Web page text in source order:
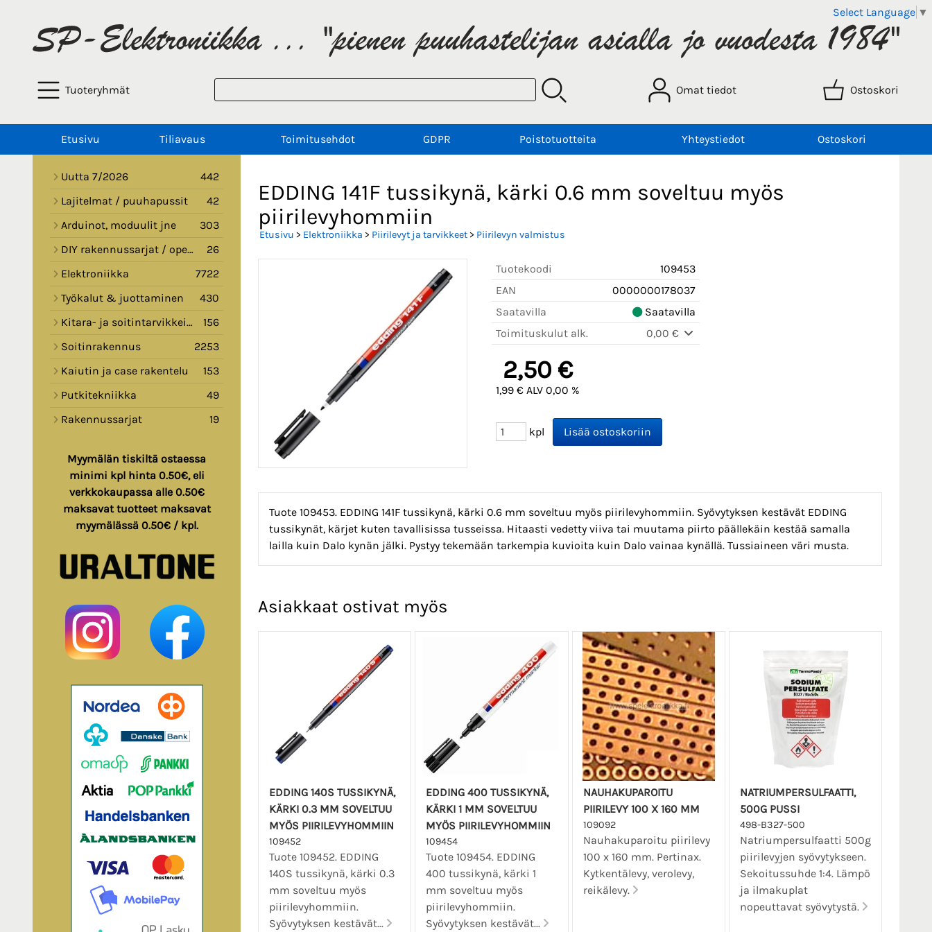
Select Language ▼
Tuoteryhmät Omat tiedot Ostoskori
Etusivu Tiliavaus Toimitusehdot GDPR Poistotuotteita Yhteystiedot Ostoskori
Uutta 7/2026
442
Lajitelmat / puuhapussit
42
Arduinot, moduulit jne
303
DIY rakennussarjat / opetussarjat
26
Elektroniikka
7722
Työkalut & juottaminen
430
Kitara- ja soitintarvikkeita
156
Soitinrakennus
2253
Kaiutin ja case rakentelu
153
Putkitekniikka
49
Rakennussarjat
19
Myymälän tiskiltä ostaessa
minimi kpl hinta 0.50€, eli
verkkokaupassa alle 0.50€
maksavat tuotteet maksavat
myymälässä 0.50€ / kpl.
EDDING 141F tussikynä, kärki 0.6 mm soveltuu myös
piirilevyhommiin
Etusivu > Elektroniikka > Piirilevyt ja tarvikkeet> Piirilevyn valmistus
Tuotekoodi
109453
EAN
0000000178037
Saatavilla
Saatavilla
Toimituskulut alk.
0,00 €
2,50 €
1,99 € ALV 0,00 %
kpl
Tuote 109453. EDDING 141F tussikynä, kärki 0.6 mm soveltuu myös piirilevyhommiin. Syövytyksen kestävät EDDING
tussikynät, kärjet kuten tavallisissa tusseissa. Hitaasti vedetty viiva tai muutama piirto päällekäin kestää samalla
lailla kuin Dalo kynän jälki. Pystyy tekemään tarkempia kuvioita kuin Dalo vainaa kynällä. Tussiaineen väri musta.
Asiakkaat ostivat myös
EDDING 140S TUSSIKYNÄ,
KÄRKI 0.3 MM SOVELTUU
MYÖS PIIRILEVYHOMMIIN
109452
Tuote 109452. EDDING
140S tussikynä, kärki 0.3
mm soveltuu myös
piirilevyhommiin.
Syövytyksen kestävät...
EDDING 400 TUSSIKYNÄ,
KÄRKI 1 MM SOVELTUU
MYÖS PIIRILEVYHOMMIIN
109454
Tuote 109454. EDDING
400 tussikynä, kärki 1
mm soveltuu myös
piirilevyhommiin.
Syövytyksen kestävät...
NAUHAKUPAROITU
PIIRILEVY 100 X 160 MM
109092
Nauhakuparoitu piirilevy
100 x 160 mm. Pertinax.
Kytkentälevy, verolevy,
reikälevy.
NATRIUMPERSULFAATTI,
500G PUSSI
498-B327-500
Natriumpersulfaatti 500g
piirilevyjen syövytykseen.
Sekoitussuhde 1:4. Lämpö
ja ilmakuplat
nopeuttavat syövytystä.